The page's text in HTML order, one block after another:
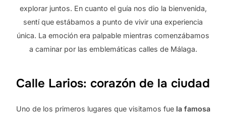
explorar juntos. En cuanto el guía nos dio la bienvenida,
sentí que estábamos a punto de vivir una experiencia
única. La emoción era palpable mientras comenzábamos
a caminar por las emblemáticas calles de Málaga.
Calle Larios: corazón de la ciudad
Uno de los primeros lugares que visitamos fue la famosa